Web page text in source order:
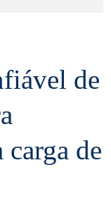
de
de